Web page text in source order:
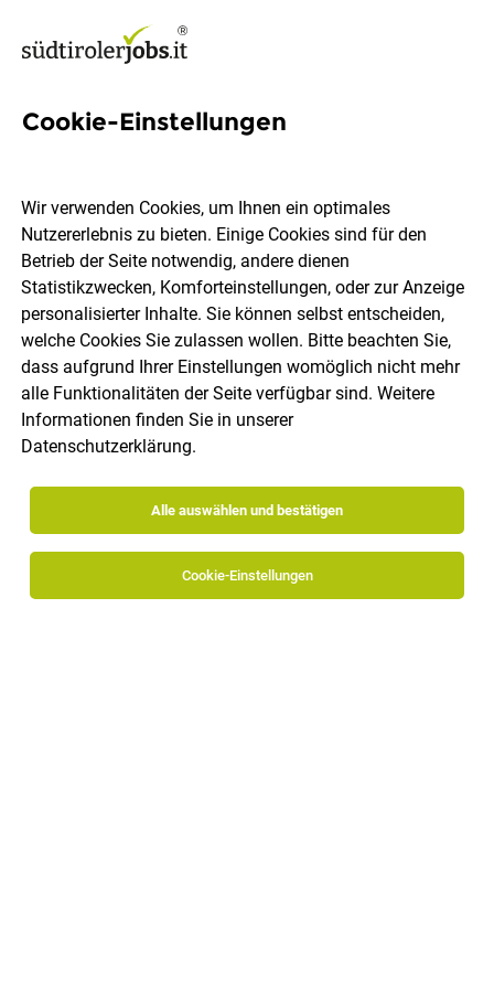
Chef de Rang (m/w/d)
Feuerstein Nature Family Resort
Brenner, Pflersch Vollzeit 14.07.2026
Cookie-Einstellungen
Wir verwenden Cookies, um Ihnen ein optimales
Nutzererlebnis zu bieten. Einige Cookies sind für den
Betrieb der Seite notwendig, andere dienen
Statistikzwecken, Komforteinstellungen, oder zur Anzeige
personalisierter Inhalte. Sie können selbst entscheiden,
welche Cookies Sie zulassen wollen. Bitte beachten Sie,
dass aufgrund Ihrer Einstellungen womöglich nicht mehr
alle Funktionalitäten der Seite verfügbar sind. Weitere
Informationen finden Sie in unserer
Datenschutzerklärung.
Alle auswählen und bestätigen
Cookie-Einstellungen